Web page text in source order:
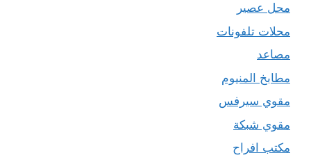
محل عصير
محلات تلفونات
مصاعد
مطابخ المنيوم
مقوي سيرفس
مقوي شبكة
مكتب افراح